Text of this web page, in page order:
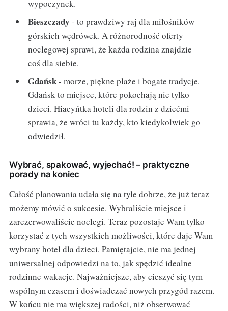
wypoczynek.
Bieszczady - to prawdziwy raj dla miłośników
górskich wędrówek. A różnorodność oferty
noclegowej sprawi, że każda rodzina znajdzie
coś dla siebie.
Gdańsk- morze, piękne plaże i bogate tradycje.
Gdańsk to miejsce, które pokochają nie tylko
dzieci. Hiacyńtka hoteli dla rodzin z dziećmi
sprawia, że wróci tu każdy, kto kiedykolwiek go
odwiedził.
Wybrać, spakować, wyjechać! – praktyczne
porady na koniec
Całość planowania udała się na tyle dobrze, że już teraz
możemy mówić o sukcesie. Wybraliście miejsce i
zarezerwowaliście noclegi. Teraz pozostaje Wam tylko
korzystać z tych wszystkich możliwości, które daje Wam
wybrany hotel dla dzieci. Pamiętajcie, nie ma jednej
uniwersalnej odpowiedzi na to, jak spędzić idealne
rodzinne wakacje. Najważniejsze, aby cieszyć się tym
wspólnym czasem i doświadczać nowych przygód razem.
W końcu nie ma większej radości, niż obserwować